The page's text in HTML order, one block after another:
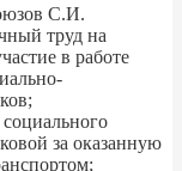
С.И.
труд на
в работе
за оказанную